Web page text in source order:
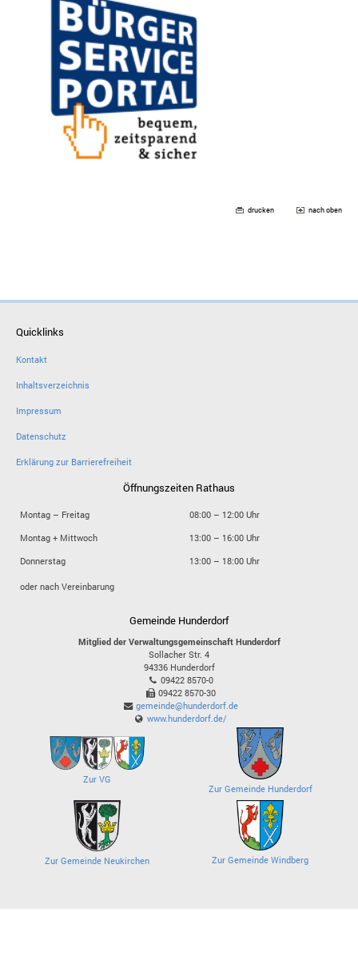
drucken nach oben
Quicklinks
Kontakt
Inhaltsverzeichnis
Impressum
Datenschutz
Erklärung zur Barrierefreiheit
Öffnungszeiten Rathaus
Montag – Freitag
08:00 – 12:00 Uhr
Montag + Mittwoch
13:00 – 16:00 Uhr
Donnerstag
13:00 – 18:00 Uhr
oder nach Vereinbarung
Gemeinde Hunderdorf
Mitglied der Verwaltungsgemeinschaft Hunderdorf
Sollacher Str. 4
94336 Hunderdorf
09422 8570-0
09422 8570-30
gemeinde@hunderdorf.de
www.hunderdorf.de/
Zur VG
Zur Gemeinde Hunderdorf
Zur Gemeinde Neukirchen Zur Gemeinde Windberg